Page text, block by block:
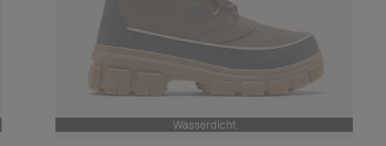
Wasserdicht